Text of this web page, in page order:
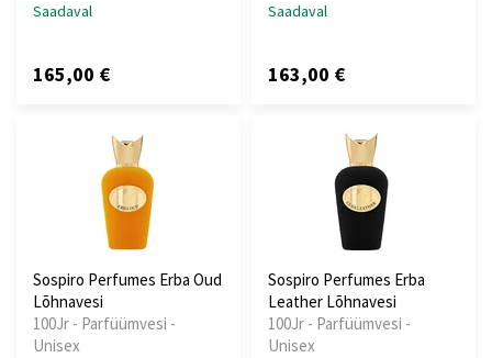
Saadaval
165,00 €
Saadaval
163,00 €
Sospiro Perfumes Erba Oud
Lõhnavesi
100Jr - Parfüümvesi -
Unisex
Sospiro Perfumes Erba
Leather Lõhnavesi
100Jr - Parfüümvesi -
Unisex